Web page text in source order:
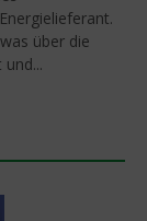
über die